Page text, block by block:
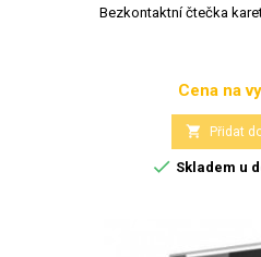
Bezkontaktní čtečka
Cena na
 Přidat
 Skladem u